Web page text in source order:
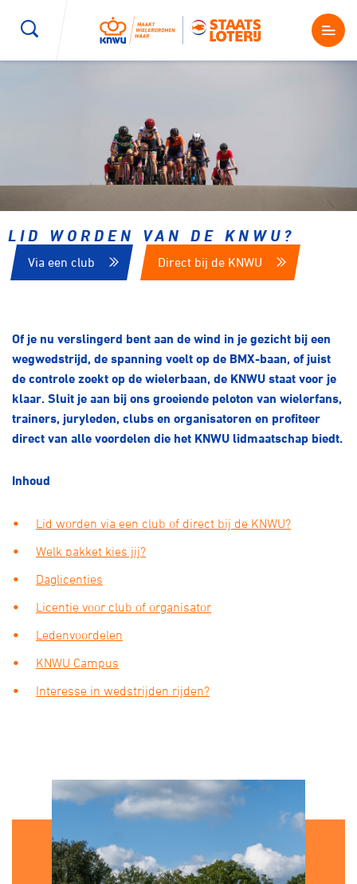
Kenniscentrum
Magazine
Contact
Over ons
LID WORDEN VAN DE KNWU?
Via een club Direct bij de KNWU
Of je nu verslingerd bent aan de wind in je gezicht bij een
wegwedstrijd, de spanning voelt op de BMX-baan, of juist
de controle zoekt op de wielerbaan, de KNWU staat voor je
klaar. Sluit je aan bij ons groeiende peloton van wielerfans,
trainers, juryleden, clubs en organisatoren en profiteer
direct van alle voordelen die het KNWU lidmaatschap biedt.
Inhoud
Lid worden via een club of direct bij de KNWU?
Welk pakket kies jij?
Daglicenties
Licentie voor club of organisator
Ledenvoordelen
KNWU Campus
Interesse in wedstrijden rijden?
E-Racing
Kunstwielrijden ID-Cycling
Baanwielrennen Strandrace
Veldrijden Biketrial
Pumptrack Fixed gear